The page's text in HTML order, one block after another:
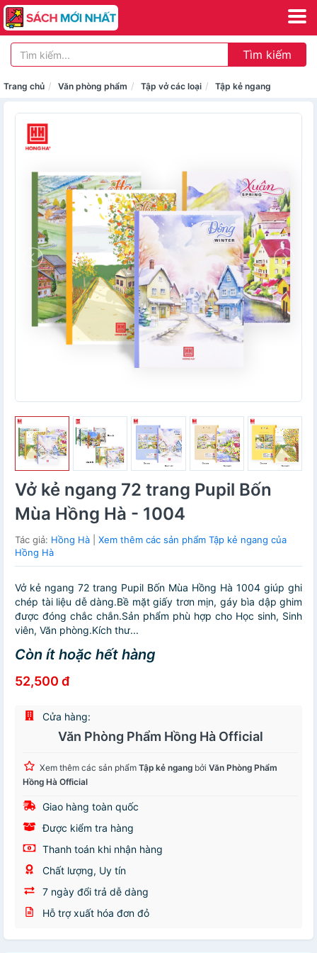
Tìm kiếm
Trang chủ Văn phòng phẩm Tập vở các loại Tập kẻ ngang
Vở kẻ ngang 72 trang Pupil Bốn
Mùa Hồng Hà - 1004
Tác giả: Hồng Hà
Xem thêm các sản phẩm Tập kẻ ngang của
Hồng Hà
Vở kẻ ngang 72 trang Pupil Bốn Mùa Hồng Hà 1004 giúp ghi
chép tài liệu dễ dàng.Bề mặt giấy trơn mịn, gáy bìa dập ghim
được đóng chắc chắn.Sản phẩm phù hợp cho Học sinh, Sinh
viên, Văn phòng.Kích thư...
Còn ít hoặc hết hàng
52,500 đ
Cửa hàng:
Văn Phòng Phẩm Hồng Hà Official
Xem thêm các sản phẩm Tập kẻ ngang bởi Văn Phòng Phẩm
Hồng Hà Official
Giao hàng toàn quốc
Được kiểm tra hàng
Thanh toán khi nhận hàng
Chất lượng, Uy tín
7 ngày đổi trả dễ dàng
Hỗ trợ xuất hóa đơn đỏ